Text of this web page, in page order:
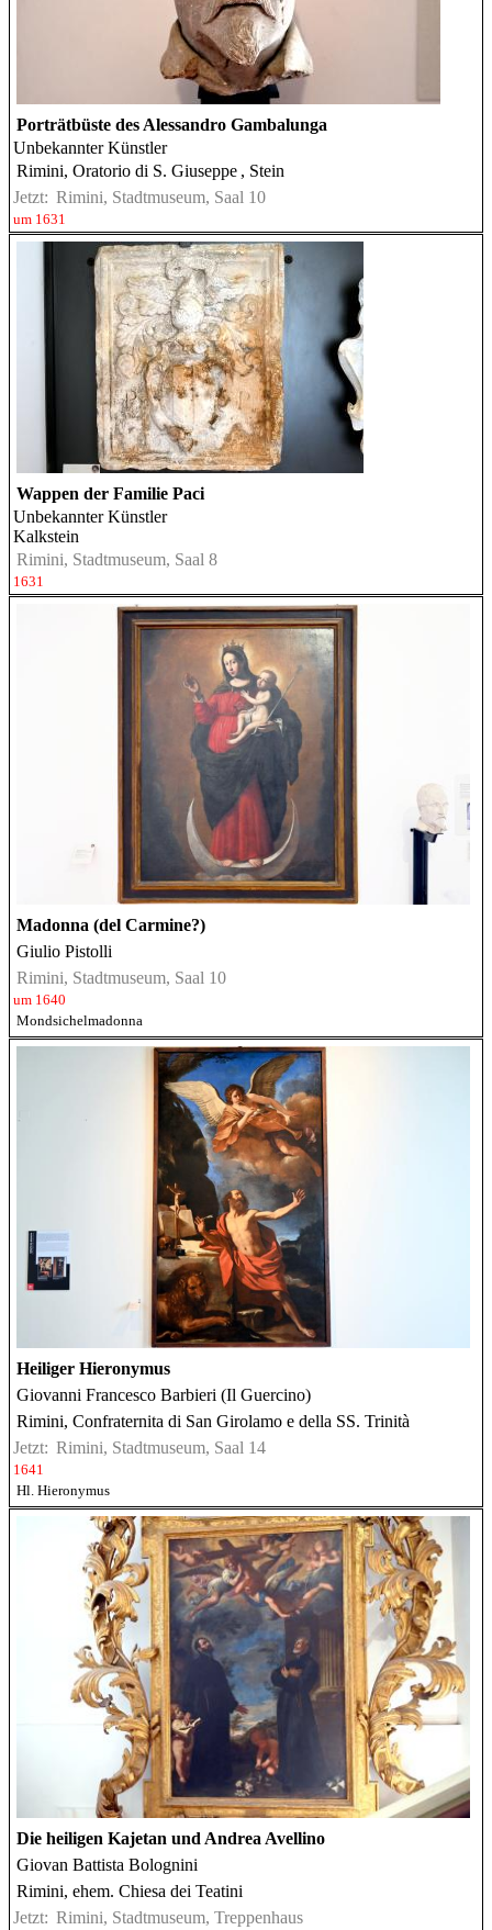
Porträtbüste des Alessandro Gambalunga
Unbekannter Künstler
Rimini, Oratorio di S. Giuseppe , Stein
Jetzt: Rimini, Stadtmuseum, Saal 10
um 1631
Wappen der Familie Paci
Unbekannter Künstler
Kalkstein
Rimini, Stadtmuseum, Saal 8
1631
Madonna (del Carmine?)
Giulio Pistolli
Rimini, Stadtmuseum, Saal 10
um 1640
Mondsichelmadonna
Heiliger Hieronymus
Giovanni Francesco Barbieri (Il Guercino)
Rimini, Confraternita di San Girolamo e della SS. Trinità
Jetzt: Rimini, Stadtmuseum, Saal 14
1641
Hl. Hieronymus
Die heiligen Kajetan und Andrea Avellino
Giovan Battista Bolognini
Rimini, ehem. Chiesa dei Teatini
Jetzt: Rimini, Stadtmuseum, Treppenhaus